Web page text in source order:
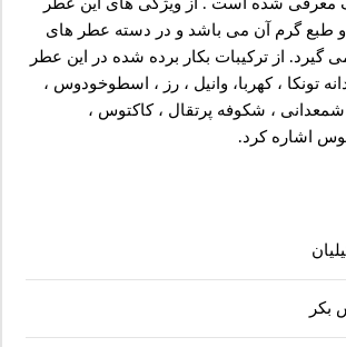
معرفی شده است . از ویژگی های این عطر
و طبع گرم آن می باشد و در دسته عطر های
گیرد. از ترکیبات بکار برده شده در این عطر
تونکا ، کهربا، وانیل ، رز ، اسطوخودوس ،
، شکوفه پرتقال ، کاکتوس ،
اشاره کرد.
بکر